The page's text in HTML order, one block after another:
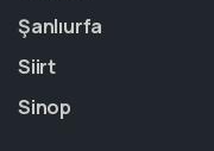
Şanlıurfa
Siirt
Sinop